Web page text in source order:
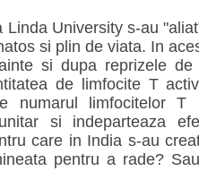
University s-au
si plin de viata. In
si dupa reprizele
de limfocite T
numarul limfocitelor
si indeparteaza
care in India s-au
pentru a rade?